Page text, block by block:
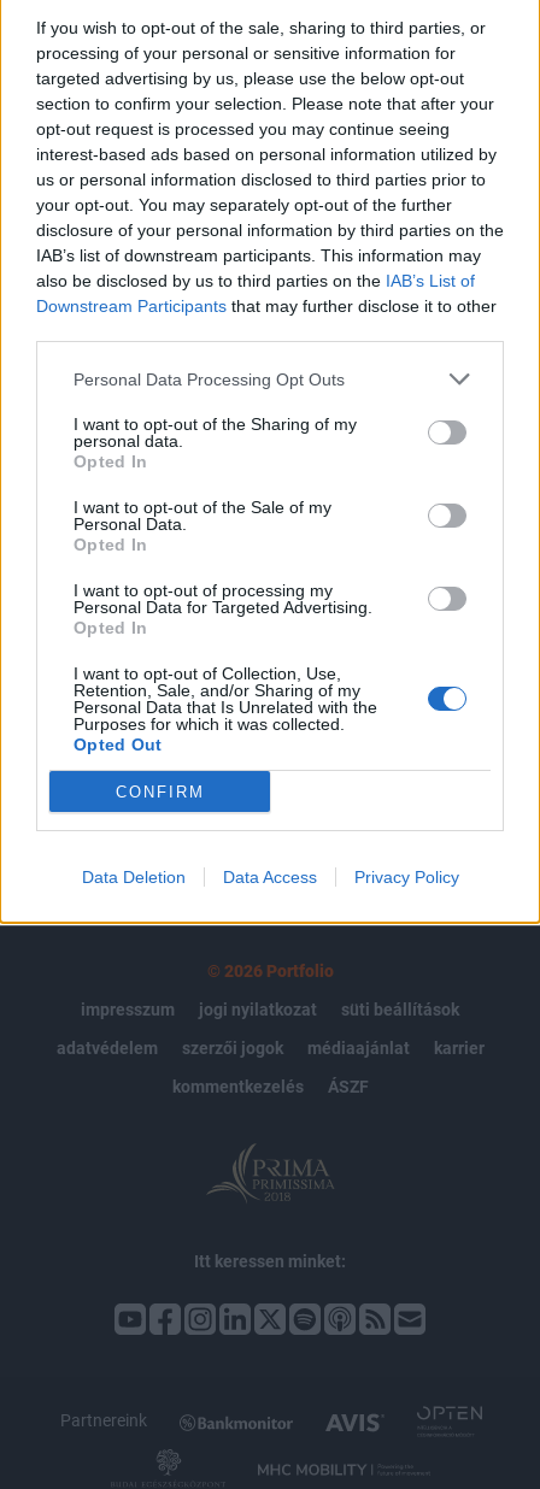
If you wish to opt-out of the sale, sharing to third parties, or
processing of your personal or sensitive information for
targeted advertising by us, please use the below opt-out
section to confirm your selection. Please note that after your
opt-out request is processed you may continue seeing
interest-based ads based on personal information utilized by
us or personal information disclosed to third parties prior to
your opt-out. You may separately opt-out of the further
disclosure of your personal information by third parties on the
IAB’s list of downstream participants. This information may
also be disclosed by us to third parties on the IAB’s List of
Downstream Participants that may further disclose it to other
Personal Data Processing Opt Outs
I want to opt-out of the Sharing of my
personal data.
Opted In
I want to opt-out of the Sale of my
Personal Data.
Opted In
I want to opt-out of processing my
Personal Data for Targeted Advertising.
Opted In
I want to opt-out of Collection, Use,
Retention, Sale, and/or Sharing of my
Personal Data that Is Unrelated with the
Purposes for which it was collected.
Opted Out
CONFIRM
Data Deletion Data Access Privacy Policy
ELŐFIZETŐI TARTALOM
OTP bennfentes
Portfolio
2002. június 20. 15:34
Az OTP mai tájékoztatása szerint Dr. Bíró Tibor, a bank
vezető beosztású személye 2002. június 19-én eladott
7,000 darab OTP törzsrészvényt 2,182-os árfolyamon. Az
ügyletet az OTP Bank Rt. teljesítette.
A keresett cikk a portfolio.hu hírarchívumához
tartozik, melynek olvasása előfizetéses
regisztrációhoz kötött.
Az előfizetés a következőket tartalmazza:
Kötéslisták: BÉT elmúlt 2 év napon belüli
kötéslistái
Előfizetés
MÁR ELŐFIZETŐNK VAGY?
© 2026 Portfolio
impresszum
jogi nyilatkozat
süti beállítások
adatvédelem
szerzői jogok médiaajánlat
karrier
kommentkezelés
ÁSZF
Itt keressen minket:
Partnereink